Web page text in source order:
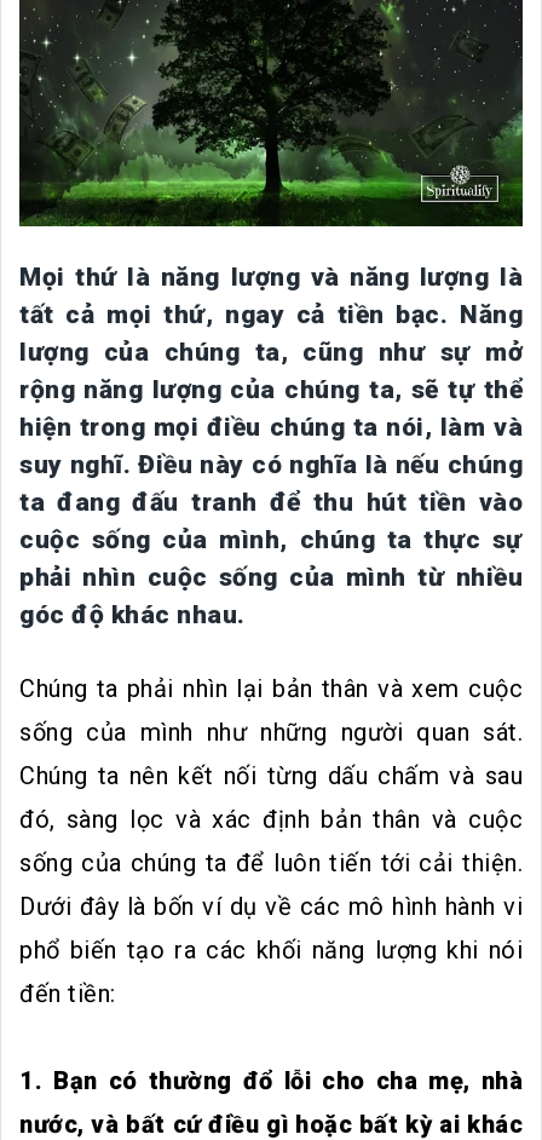
Mọi thứ là năng lượng và năng lượng là
tất cả mọi thứ, ngay cả tiền bạc. Năng
lượng của chúng ta, cũng như sự mở
rộng năng lượng của chúng ta, sẽ tự thể
hiện trong mọi điều chúng ta nói, làm và
suy nghĩ. Điều này có nghĩa là nếu chúng
ta đang đấu tranh để thu hút tiền vào
cuộc sống của mình, chúng ta thực sự
phải nhìn cuộc sống của mình từ nhiều
góc độ khác nhau.
Chúng ta phải nhìn lại bản thân và xem cuộc
sống của mình như những người quan sát.
Chúng ta nên kết nối từng dấu chấm và sau
đó, sàng lọc và xác định bản thân và cuộc
sống của chúng ta để luôn tiến tới cải thiện.
Dưới đây là bốn ví dụ về các mô hình hành vi
phổ biến tạo ra các khối năng lượng khi nói
đến tiền:
1. Bạn có thường đổ lỗi cho cha mẹ, nhà
nước, và bất cứ điều gì hoặc bất kỳ ai khác